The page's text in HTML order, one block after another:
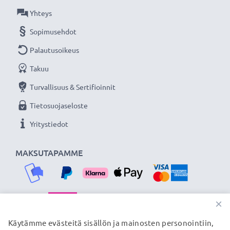
verkkokauppa, joka tarjoaa laadukkaita tuotteita, ja
siksi tarjoamme 36 kuukauden takuun!
MAKSUTAPAMME
Yhteys
Sopimusehdot
Palautusoikeus
Takuu
Turvallisuus & Sertifioinnit
Tietosuojaseloste
Yritystiedot
TOIMITUSKUMPPANIMME
×
Käytämme evästeitä sisällön ja mainosten personointiin,